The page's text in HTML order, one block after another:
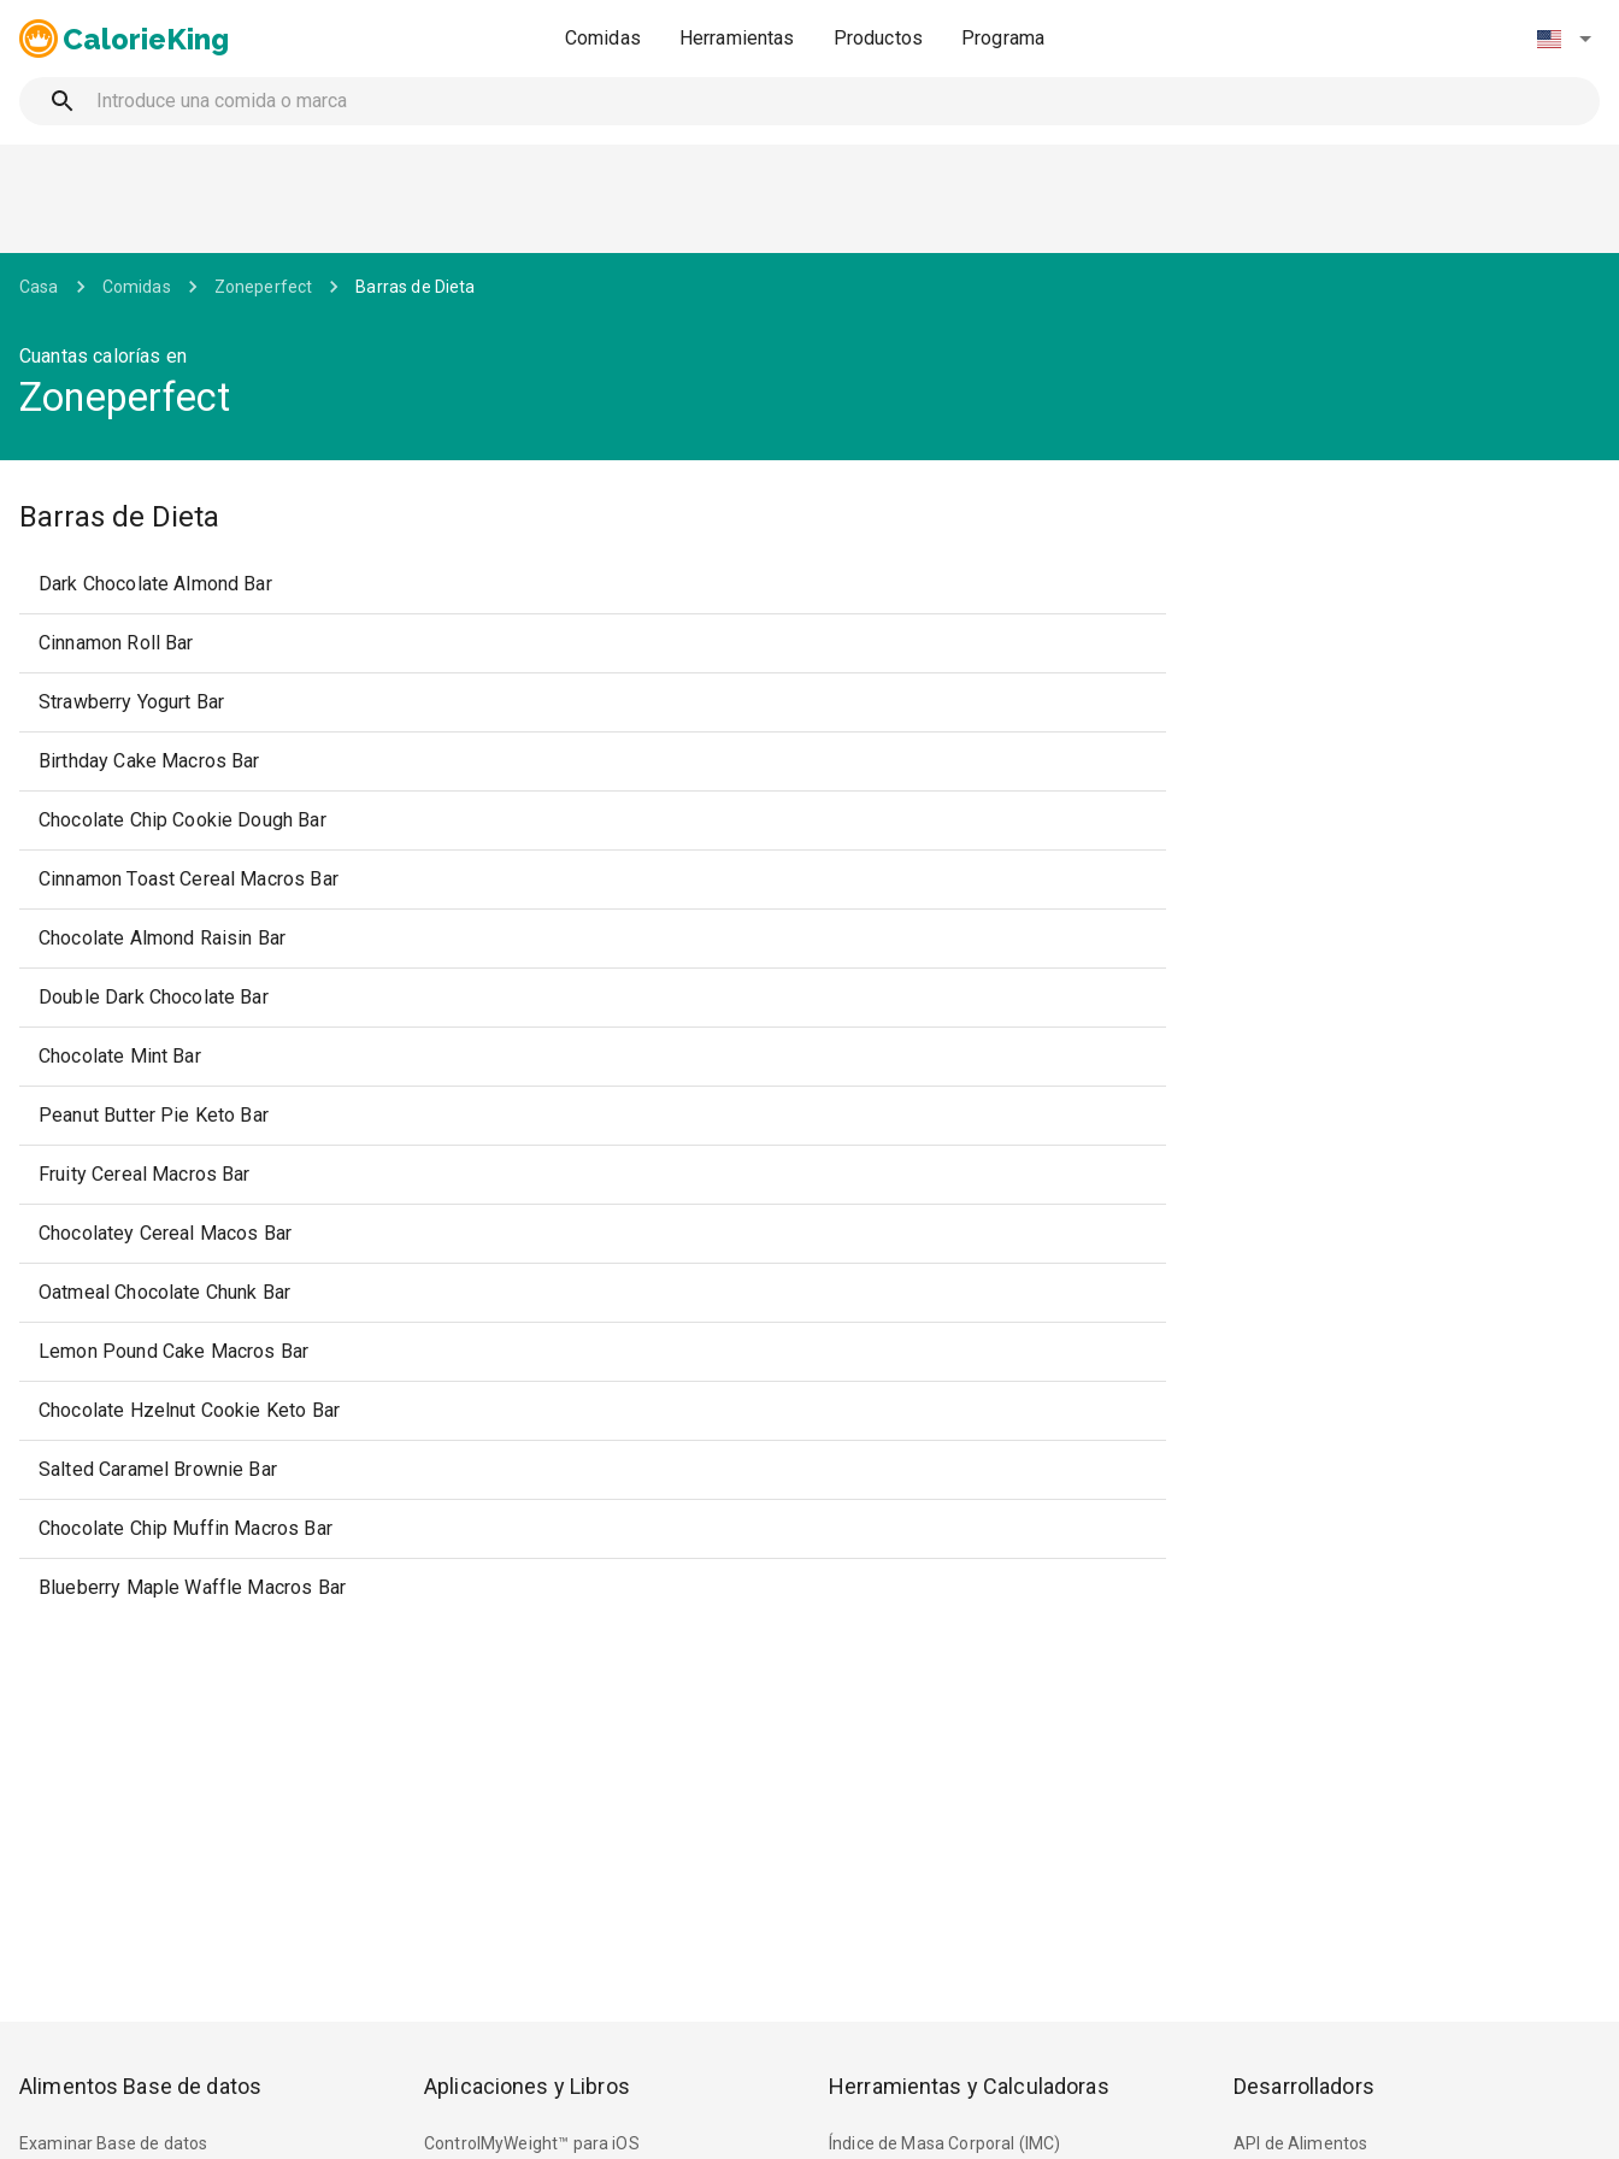
CalorieKing Comidas Herramientas Productos Programa
Casa Comidas Zoneperfect Barras de Dieta
Cuantas calorías en
Zoneperfect
Barras de Dieta
Dark Chocolate Almond Bar
Cinnamon Roll Bar
Strawberry Yogurt Bar
Birthday Cake Macros Bar
Chocolate Chip Cookie Dough Bar
Cinnamon Toast Cereal Macros Bar
Chocolate Almond Raisin Bar
Double Dark Chocolate Bar
Chocolate Mint Bar
Peanut Butter Pie Keto Bar
Fruity Cereal Macros Bar
Chocolatey Cereal Macos Bar
Oatmeal Chocolate Chunk Bar
Lemon Pound Cake Macros Bar
Chocolate Hzelnut Cookie Keto Bar
Salted Caramel Brownie Bar
Chocolate Chip Muffin Macros Bar
Blueberry Maple Waffle Macros Bar
Alimentos Base de datos
Examinar Base de datos
Aplicaciones y Libros
ControlMyWeight™ para iOS
Herramientas y Calculadoras
Índice de Masa Corporal (IMC)
Desarrolladors
API de Alimentos